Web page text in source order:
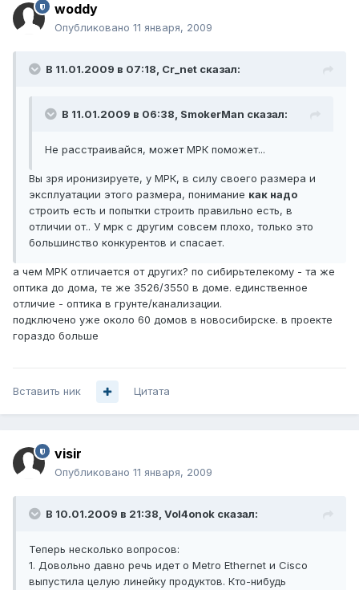
woddy
Опубликовано 11 января, 2009
В 11.01.2009 в 07:18, Cr_net сказал:
В 11.01.2009 в 06:38, SmokerMan сказал:
Не расстраивайся, может МРК поможет...
Вы зря иронизируете, у МРК, в силу своего размера и
эксплуатации этого размера, понимание как надо
строить есть и попытки строить правильно есть, в
отличии от.. У мрк с другим совсем плохо, только это
большинство конкурентов и спасает.
а чем МРК отличается от других? по сибирьтелекому - та же
оптика до дома, те же 3526/3550 в доме. единственное
отличие - оптика в грунте/канализации.
подключено уже около 60 домов в новосибирске. в проекте
гораздо больше
Вставить ник Цитата
visir
Опубликовано 11 января, 2009
В 10.01.2009 в 21:38, Vol4onok сказал:
Теперь несколько вопросов:
1. Довольно давно речь идет о Metro Ethernet и Cisco
выпустила целую линейку продуктов. Кто-нибудь